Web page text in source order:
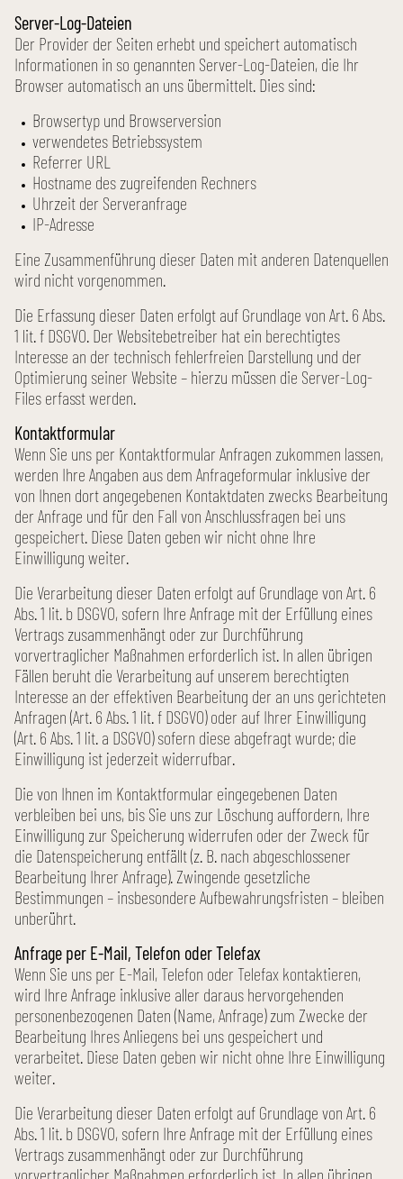
Server-Log-Dateien
Der Provider der Seiten erhebt und speichert automatisch
Informationen in so genannten Server-Log-Dateien, die Ihr
Browser automatisch an uns übermittelt. Dies sind:
Browser­typ und Browser­version
verwendetes Betriebs­system
Referrer URL
Hostname des zugreifenden Rechners
Uhrzeit der Server­anfrage
IP-Adresse
Eine Zusammen­führung dieser Daten mit anderen Daten­quellen
wird nicht vorgenommen.
Die Erfassung dieser Daten erfolgt auf Grundlage von Art. 6 Abs.
1 lit. f DSGVO. Der Website­betreiber hat ein berechtigtes
Interesse an der technisch fehler­freien Darstellung und der
Optimierung seiner Website – hierzu müssen die Server-Log-
Files erfasst werden.
Kontakt­formular
Wenn Sie uns per Kontakt­formular Anfragen zukommen lassen,
werden Ihre Angaben aus dem Anfrage­formular inklusive der
von Ihnen dort angegebenen Kontakt­daten zwecks Bearbeitung
der Anfrage und für den Fall von Anschluss­fragen bei uns
gespeichert. Diese Daten geben wir nicht ohne Ihre
Einwilligung weiter.
Die Verarbeitung dieser Daten erfolgt auf Grundlage von Art. 6
Abs. 1 lit. b DSGVO, sofern Ihre Anfrage mit der Erfüllung eines
Vertrags zusammenhängt oder zur Durch­führung
vorvertraglicher Maßnahmen erforderlich ist. In allen übrigen
Fällen beruht die Verarbeitung auf unserem berechtigten
Interesse an der effektiven Bearbeitung der an uns gerichteten
Anfragen (Art. 6 Abs. 1 lit. f DSGVO) oder auf Ihrer Einwilligung
(Art. 6 Abs. 1 lit. a DSGVO) sofern diese abgefragt wurde; die
Einwilligung ist jederzeit widerrufbar.
Die von Ihnen im Kontakt­formular eingegebenen Daten
verbleiben bei uns, bis Sie uns zur Löschung auffordern, Ihre
Einwilligung zur Speicherung widerrufen oder der Zweck für
die Datenspeicherung entfällt (z. B. nach abgeschlossener
Bearbeitung Ihrer Anfrage). Zwingende gesetzliche
Bestimmungen – insbesondere Aufbewahrungs­fristen – bleiben
unberührt.
Anfrage per E-Mail, Telefon oder Telefax
Wenn Sie uns per E-Mail, Telefon oder Telefax kontaktieren,
wird Ihre Anfrage inklusive aller daraus hervorgehenden
personen­bezogenen Daten (Name, Anfrage) zum Zwecke der
Bearbeitung Ihres Anliegens bei uns gespeichert und
verarbeitet. Diese Daten geben wir nicht ohne Ihre Einwilligung
weiter.
Die Verarbeitung dieser Daten erfolgt auf Grundlage von Art. 6
Abs. 1 lit. b DSGVO, sofern Ihre Anfrage mit der Erfüllung eines
Vertrags zusammenhängt oder zur Durchführung
vorvertraglicher Maßnahmen erforderlich ist. In allen übrigen